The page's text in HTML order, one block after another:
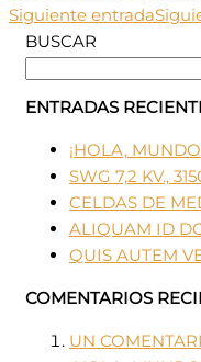
Siguiente entrada
BUSCAR
ENTRADAS
¡HOLA,
SWG 7,2 KV.,
CELDAS DE
ALIQUAM ID
QUIS AUTEM
COMENTARIOS
UN